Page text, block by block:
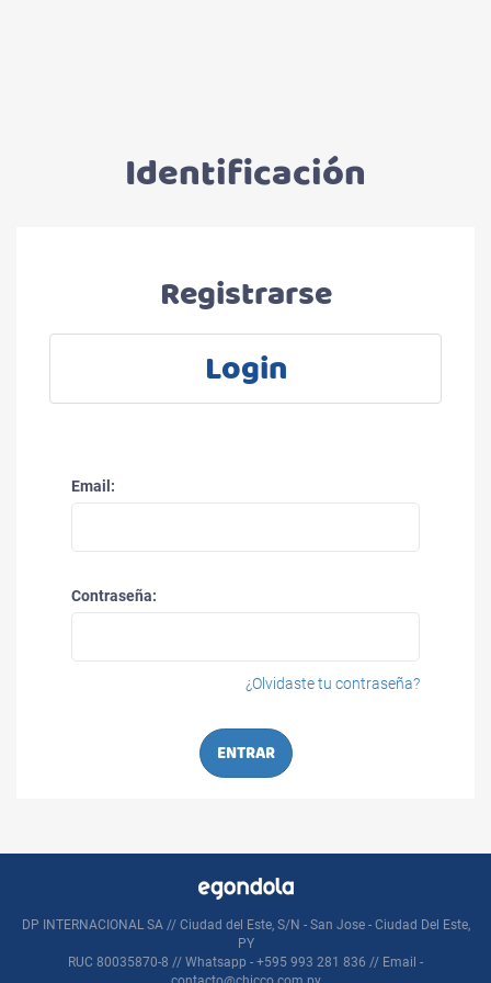
Identificación
Registrarse
Login
Email:
Contraseña:
¿Olvidaste tu contraseña?
ENTRAR
DP INTERNACIONAL SA // Ciudad del Este, S/N - San Jose - Ciudad Del Este,
PY
RUC 80035870-8 // Whatsapp - +595 993 281 836 // Email -